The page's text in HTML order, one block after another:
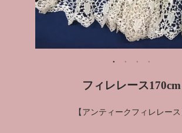
フィレレース170cm
【アンティークフィレレース